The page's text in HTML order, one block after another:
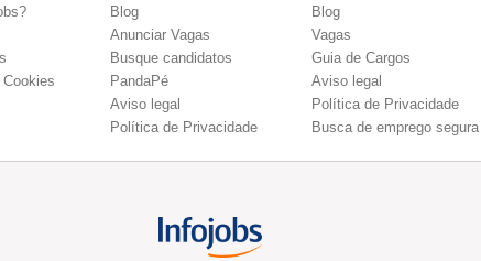
Blog
Anunciar Vagas
Busque candidatos
PandaPé
Aviso legal
Política de Privacidade
Blog
Vagas
Guia de Cargos
Aviso legal
Política de Privacidade
Busca de emprego segura